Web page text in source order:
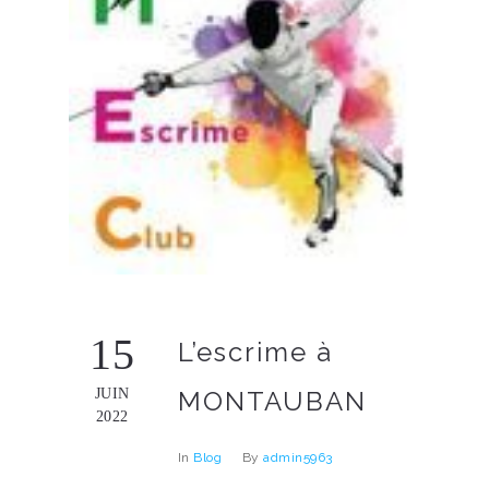
15
JUIN
2022
L’escrime à
MONTAUBAN
In Blog Byadmin5963